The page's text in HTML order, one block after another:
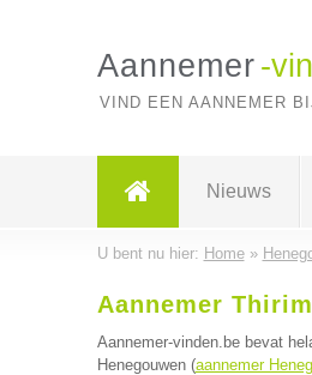
Aannemer -
VIND EEN AANNEMER
Nieuws
U bent nu hier: Home»
Aannemer
Aannemer-vinden.be bevat
Henegouwen (aannemer